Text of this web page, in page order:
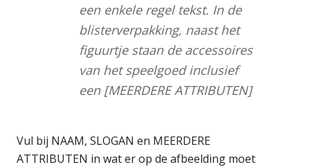
een enkele regel tekst. In de
blisterverpakking, naast het
figuurtje staan de accessoires
van het speelgoed inclusief
een [MEERDERE ATTRIBUTEN]
Vul bij NAAM, SLOGAN en MEERDERE
ATTRIBUTEN in wat er op de afbeelding moet